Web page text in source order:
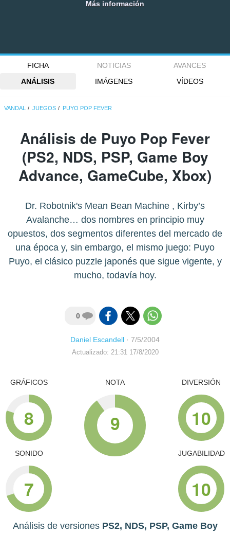
Más información
FICHA NOTICIAS
AVANCES
ANÁLISIS
IMÁGENES VÍDEOS
VANDAL JUEGOS PUYO POP FEVER
Análisis de Puyo Pop Fever
(PS2, NDS, PSP, Game Boy
Advance, GameCube, Xbox)
Dr. Robotnik's Mean Bean Machine , Kirby’s
Avalanche… dos nombres en principio muy
opuestos, dos segmentos diferentes del mercado de
una época y, sin embargo, el mismo juego: Puyo
Puyo, el clásico puzzle japonés que sigue vigente, y
mucho, todavía hoy.
0
Daniel Escandell · 7/5/2004
Actualizado: 21:31 17/8/2020
GRÁFICOS
8
SONIDO
7
NOTA
9
DIVERSIÓN
10
JUGABILIDAD
10
Análisis de versiones PS2, NDS, PSP, Game Boy